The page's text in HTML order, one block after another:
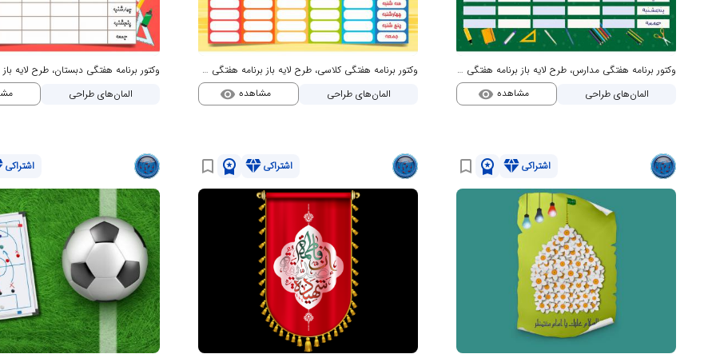
وکتور برنامه هفتگی مدارس، طرح لایه باز برنامه هفتگی دانش آموز مدرسه
المان‌های طراحی
مشاهده visibility
وکتور برنامه هفتگی کلاسی، طرح لایه باز برنامه هفتگی دانش آموز مدرسه
المان‌های طراحی
مشاهده visibility
المان‌های طراحی
اشتراکیdiamond
workspace_premium
bookmark_border اشتراکیdiamond
workspace_premium
bookmark_border اشتراکی